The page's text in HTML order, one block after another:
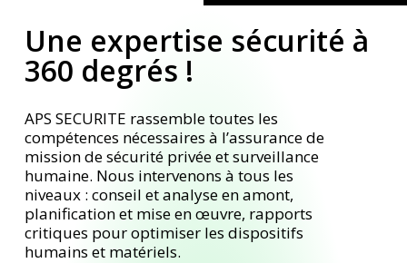
Une expertise sécurité à
360 degrés !
APS SECURITE rassemble toutes les
compétences nécessaires à l’assurance de
mission de sécurité privée et surveillance
humaine. Nous intervenons à tous les
niveaux : conseil et analyse en amont,
planification et mise en œuvre, rapports
critiques pour optimiser les dispositifs
humains et matériels.